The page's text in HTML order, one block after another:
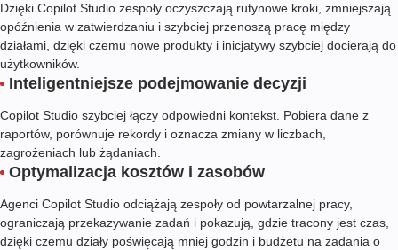
Dzięki Copilot Studio zespoły oczyszczają rutynowe kroki, zmniejszają
opóźnienia w zatwierdzaniu i szybciej przenoszą pracę między
działami, dzięki czemu nowe produkty i inicjatywy szybciej docierają do
użytkowników.
Inteligentniejsze podejmowanie decyzji
Copilot Studio szybciej łączy odpowiedni kontekst. Pobiera dane z
raportów, porównuje rekordy i oznacza zmiany w liczbach,
zagrożeniach lub żądaniach.
Optymalizacja kosztów i zasobów
Agenci Copilot Studio odciążają zespoły od powtarzalnej pracy,
ograniczają przekazywanie zadań i pokazują, gdzie tracony jest czas,
dzięki czemu działy poświęcają mniej godzin i budżetu na zadania o